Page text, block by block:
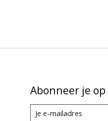
Abonneer je